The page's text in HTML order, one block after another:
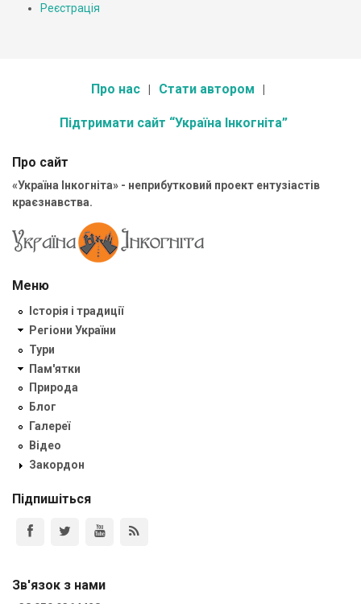
Реєстрація
Про нас Стати автором
Підтримати сайт “Україна Інкогніта”
Про сайт
«Україна Інкогніта» - неприбутковий проект ентузіастів
краєзнавства.
Меню
Історія і традиції
Регіони України
Тури
Пам'ятки
Природа
Блог
Галереї
Відео
Закордон
Підпишіться
Зв'язок з нами